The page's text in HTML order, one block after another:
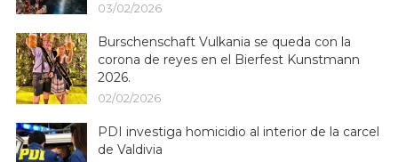
03/02/2026
Burschenschaft Vulkania se queda con la
corona de reyes en el Bierfest Kunstmann
2026.
02/02/2026
PDI investiga homicidio al interior de la carcel
de Valdivia